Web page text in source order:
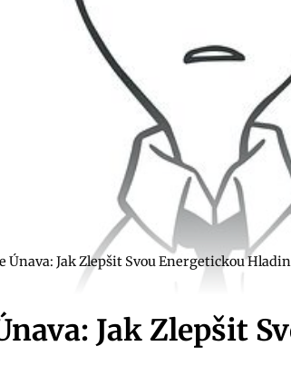
Únava: Jak Zlepšit Svou Energetickou
Jak Zlepšit